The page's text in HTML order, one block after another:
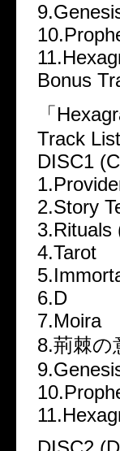
Bonus
「
Track List
DISC1
2.Story
3.Rituals
4.Tarot
6.D
7.Moira
8.荊棘の